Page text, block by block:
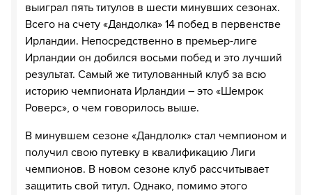
выиграл пять титулов в шести минувших сезонах.
Всего на счету «Дандолка» 14 побед в первенстве
Ирландии. Непосредственно в премьер-лиге
Ирландии он добился восьми побед и это лучший
результат. Самый же титулованный клуб за всю
историю чемпионата Ирландии – это «Шемрок
Роверс», о чем говорилось выше.
В минувшем сезоне «Дандлолк» стал чемпионом и
получил свою путевку в квалификацию Лиги
чемпионов. В новом сезоне клуб рассчитывает
защитить свой титул. Однако, помимо этого